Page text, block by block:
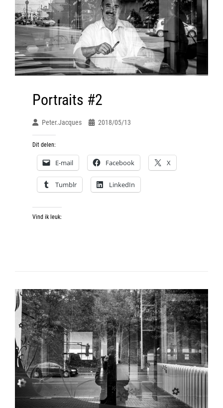
Portraits #2
Peter.jacques 2018/05/13
Dit delen:
E-mail Facebook X
Tumblr LinkedIn
Vind ik leuk: